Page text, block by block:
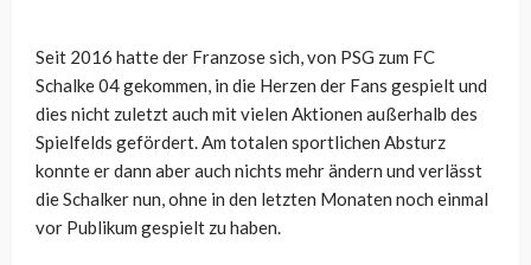
Seit 2016 hatte der Franzose sich, von PSG zum FC
Schalke 04 gekommen, in die Herzen der Fans gespielt und
dies nicht zuletzt auch mit vielen Aktionen außerhalb des
Spielfelds gefördert. Am totalen sportlichen Absturz
konnte er dann aber auch nichts mehr ändern und verlässt
die Schalker nun, ohne in den letzten Monaten noch einmal
vor Publikum gespielt zu haben.